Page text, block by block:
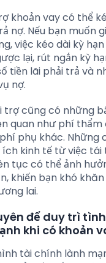
khoản vay có thể
nợ. Nếu bạn muốn
việc kéo dài kỳ
lại, rút ngắn kỳ
tiền lãi phải trả và
nợ.
trợ cũng có những
quan như phí thẩm
phụ khác. Những
kinh tế từ việc tái
tục có thể ảnh
khiến bạn khó
lai.
để duy trì
khi có khoản
tài chính lành